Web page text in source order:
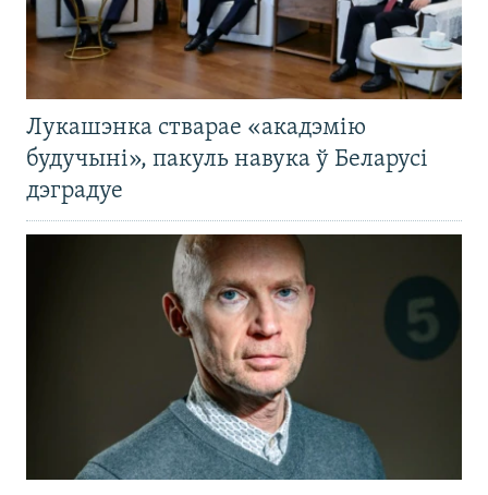
Лукашэнка стварае «акадэмію
будучыні», пакуль навука ў Беларусі
дэградуе